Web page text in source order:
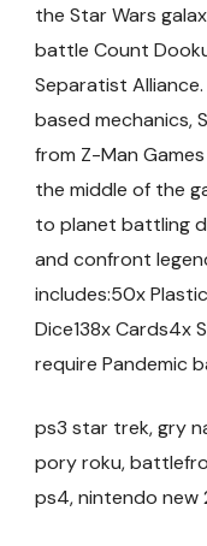
the Star Wars
battle Count
Separatist
based mechanics,
from Z-Man
the middle of the
to planet battling
and confront
includes:50x
Dice138x Cards4x
require Pandemic
ps3 star trek, gry
pory roku,
ps4, nintendo new